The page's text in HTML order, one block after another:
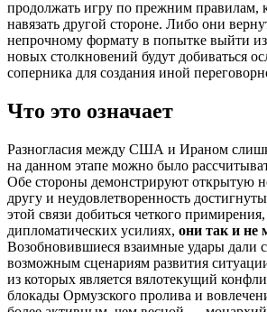
продолжать игру по прежним правилам,
навязать другой стороне. Либо они
непрочному формату в попытке выйти
новых столкновений будут добиваться
соперника для создания иной
Что это означает
Разногласия между США и Ираном
на данном этапе можно было
Обе стороны демонстрируют открытую
другу и неудовлетворенность
этой связи добиться четкого
дипломатических усилиях, они так и не
Возобновившиеся взаимные удары дали
возможным сценариям развития
из которых является вялотекущий
блокады Ормузского пролива и